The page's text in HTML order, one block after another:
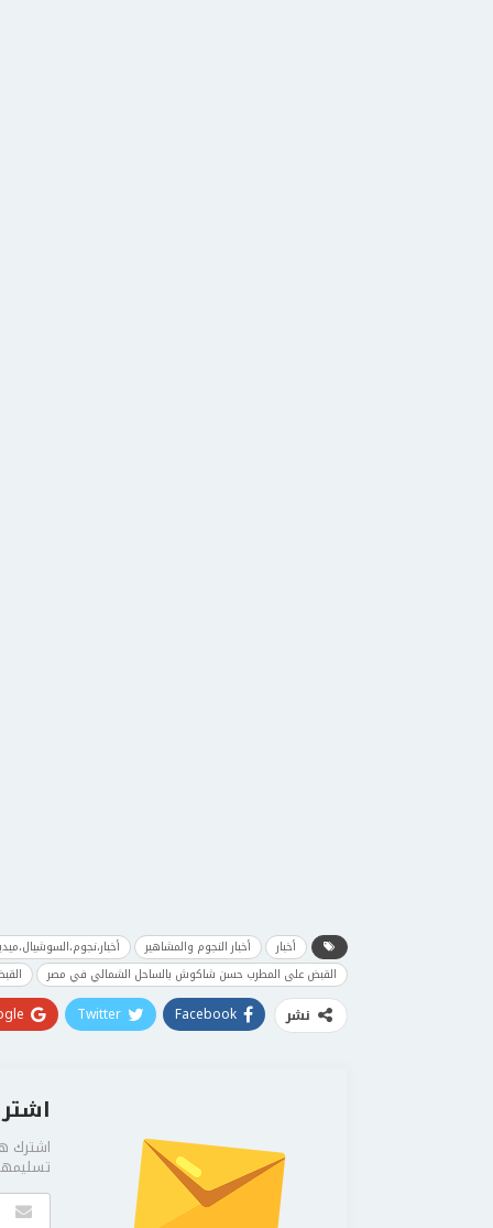
أخبار أخبار النجوم والمشاهير
القبض على المطرب حسن شاكوش بالساحل الشمالي في مصر
نشر Facebook
Twitter
اشترك